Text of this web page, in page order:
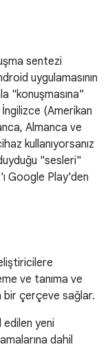
sentezi
uygulamasının
"konuşmasına"
(Amerikan
Almanca ve
kullanıyorsanız
"sesleri"
Google Play'den
ve tanıma ve
bir çerçeve sağlar.
edilen yeni
dahil